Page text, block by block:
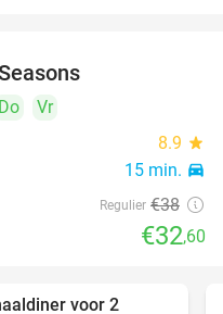
Do
Vr
8.9 star
15 min. directions_car
Regulier €38
€32,60
voor 2